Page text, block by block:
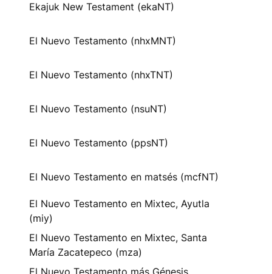
Ekajuk New Testament (ekaNT)
El Nuevo Testamento (nhxMNT)
El Nuevo Testamento (nhxTNT)
El Nuevo Testamento (nsuNT)
El Nuevo Testamento (ppsNT)
El Nuevo Testamento en matsés (mcfNT)
El Nuevo Testamento en Mixtec, Ayutla
(miy)
El Nuevo Testamento en Mixtec, Santa
María Zacatepeco (mza)
El Nuevo Testamento más Génesis